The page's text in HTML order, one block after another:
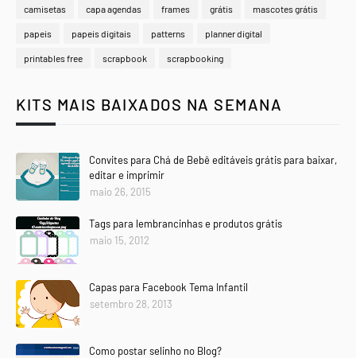
camisetas capa agendas frames grátis mascotes grátis
papeis papeis digitais patterns planner digital
printables free scrapbook scrapbooking
KITS MAIS BAIXADOS NA SEMANA
Convites para Chá de Bebê editáveis grátis para baixar,
editar e imprimir
maio 26, 2015
Tags para lembrancinhas e produtos grátis
maio 15, 2012
Capas para Facebook Tema Infantil
setembro 28, 2013
Como postar selinho no Blog?